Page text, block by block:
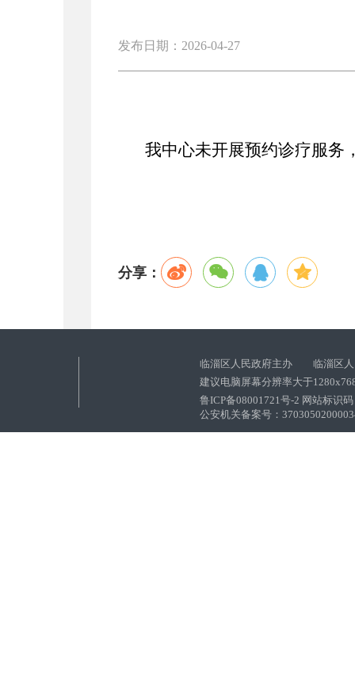
发布日期：2026-04-27
我中心未开展预约诊疗服务
分享：
临淄区人民政府主办 临淄区人
建议电脑屏幕分辨率大于
鲁ICP备08001721号-2 网站标识
公安机关备案号：